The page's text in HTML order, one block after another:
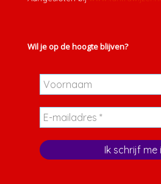
Wil je op de hoogte blijven?